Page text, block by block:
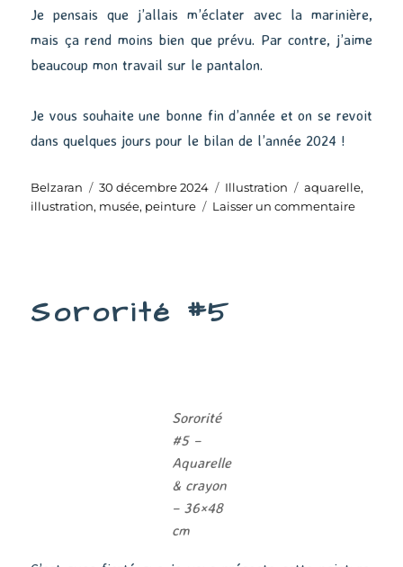
Je pensais que j’allais m’éclater avec la marinière,
mais ça rend moins bien que prévu. Par contre, j’aime
beaucoup mon travail sur le pantalon.
Je vous souhaite une bonne fin d’année et on se revoit
dans quelques jours pour le bilan de l’année 2024 !
Auteur
Belzaran
Publié
le
30 décembre 2024 Catégories
Illustration Étiquettes
aquarelle,
illustration, musée, peinture Laisser un commentairesur
Sororité #5
Sororité
#5 –
Aquarelle
& crayon
– 36×48
cm